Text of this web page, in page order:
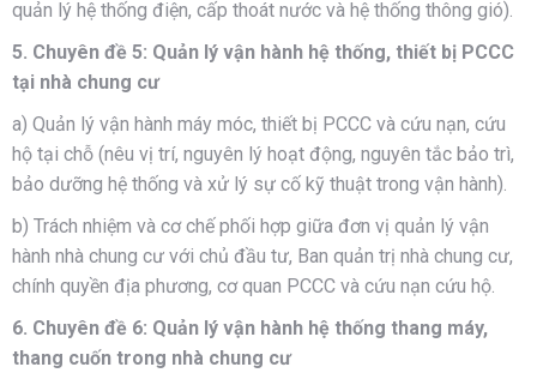
quản lý hệ thống điện, cấp thoát nước và hệ thống thông gió).
5. Chuyên đề 5: Quản lý vận hành hệ thống, thiết bị PCCC
tại nhà chung cư
a) Quản lý vận hành máy móc, thiết bị PCCC và cứu nạn, cứu
hộ tại chỗ (nêu vị trí, nguyên lý hoạt động, nguyên tắc bảo trì,
bảo dưỡng hệ thống và xử lý sự cố kỹ thuật trong vận hành).
b) Trách nhiệm và cơ chế phối hợp giữa đơn vị quản lý vận
hành nhà chung cư với chủ đầu tư, Ban quản trị nhà chung cư,
chính quyền địa phương, cơ quan PCCC và cứu nạn cứu hộ.
6. Chuyên đề 6: Quản lý vận hành hệ thống thang máy,
thang cuốn trong nhà chung cư